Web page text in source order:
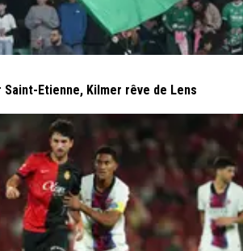
Saint-Etienne, Kilmer rêve de Lens